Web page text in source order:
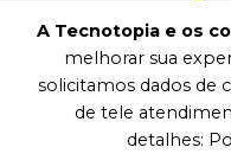
A Tecnotopia e os
melhorar sua
solicitamos dados de
de tele
detalhes: